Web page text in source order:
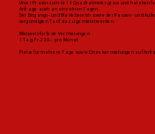
Unser Praxisraum ist 14 Quadratmeter gross und hat
Anfrage auch an einzelnen Tagen.
Der Eingangs- und Wartebereich sowie der Pausen- und
vergünstigten Tarif dazu gemietet werden.
Mietpreis für feste Vermietungen
1 Tag: Fr. 220.– pro Monat
Preise für mehrere Tage sowie Einzelvermietungen auf